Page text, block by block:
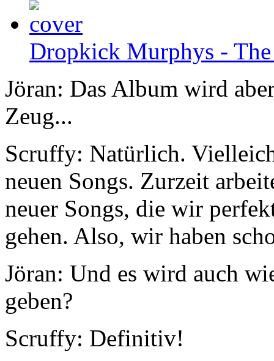
Dropkick Murphys -
Jöran: Das Album wird
Zeug...
Scruffy: Natürlich.
neuen Songs. Zurzeit
neuer Songs, die wir
gehen. Also, wir haben
Jöran: Und es wird auch
geben?
Scruffy: Definitiv!